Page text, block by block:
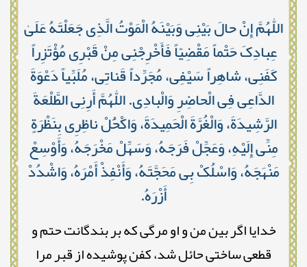
اللّٰهُمَّ إِنْ حالَ بَیْنِی وَبَیْنَهُ الْمَوْتُ الَّذِی جَعَلْتَهُ عَلَىٰ
عِبادِکَ حَتْماً مَقْضِیّاً فَأَخْرِجْنِی مِنْ قَبْرِی مُؤْتَزِراً
کَفَنِی، شاهِراً سَیْفِی، مُجَرِّداً قَناتِی، مُلَبِّیاً دَعْوَةَ
الدَّاعِی فِی الْحاضِرِ وَالْبادِی. اللّٰهُمَّ أَرِنِی الطَّلْعَةَ
الرَّشِیدَةَ، وَالْغُرَّةَ الْحَمِیدَةَ، وَاکْحَُلْ ناظِرِی بِنَظْرَةٍ
مِنِّی إِلَیْهِ، وَعَجِّلْ فَرَجَهُ، وَسَهِّلْ مَخْرَجَهُ، وَأَوْسِعْ
مَنْهَجَهُ، وَاسْلُکْ بِی مَحَجَّتَهُ، وَأَنْفِذْ أَمْرَهُ، وَاشْدُدْ
أَزْرَهُ.
خدایا اگر بین من و او مرگی که بر بندگانت حتم و
قطعی ساختی حائل شد، کفن پوشیده از قبر مرا